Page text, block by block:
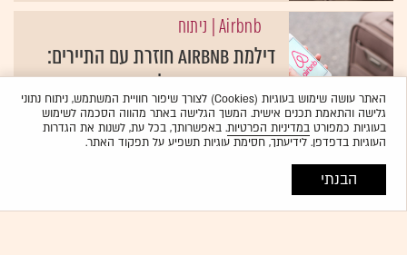
Airbnb| ניתוח
דילמת airbnb חוזרת עם התיירים:
צמיחה בערים מול פגיעה בשכנים
{19}תמיר בן שחר
אילת
תבעה בעלי נכסים בעיר
האתר עושה שימוש בעוגיות (Cookies) לצורך שיפור חוויית המשתמש, ניתוח נתוני
גלישה והתאמת תכנים אישית. המשך הגלישה באתר מהווה הסכמה לשימוש
בעוגיות כמפורטבמדיניות הפרטיות. באפשרותך, בכל עת, לשנות את הגדרות
העוגיות בדפדפן. לידיעתך, חסימת עוגיות תשפיע על תפקוד האתר.
הבנתי